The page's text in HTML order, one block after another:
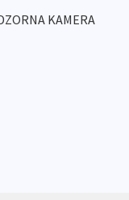
KAMERA